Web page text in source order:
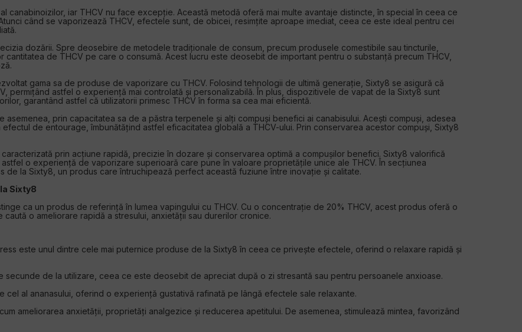
canabinoizilor, iar THCV nu face excepție. Această metodă oferă mai multe avantaje distincte, în special în ceea ce
când se vaporizează THCV, efectele sunt, de obicei, resimțite aproape imediat, ceea ce este ideal pentru cei
dozării. Spre deosebire de metodele tradiționale de consum, precum produsele comestibile sau tincturile,
de THCV pe care o consumă. Acest lucru este deosebit de important pentru o substanță precum THCV,
gama sa de produse de vaporizare cu THCV. Folosind tehnologii de ultimă generație, Sixty8 se asigură că
permițând astfel o experiență mai controlată și personalizabilă. În plus, dispozitivele de vapat de la Sixty8 sunt
garantând astfel că utilizatorii primesc THCV în forma sa cea mai eficientă.
prin capacitatea sa de a păstra terpenele și alți compuși benefici ai canabisului. Acești compuși, adesea
de entourage, îmbunătățind astfel eficacitatea globală a THCV-ului. Prin conservarea acestor compuși, Sixty8
prin acțiune rapidă, precizie în dozare și conservarea optimă a compușilor benefici. Sixty8 valorifică
o experiență de vaporizare superioară care pune în valoare proprietățile unice ale THCV. În secțiunea
de la Sixty8, un produs care întruchipează perfect această fuziune între inovație și calitate.
Sixty8
ca un produs de referință în lumea vapingului cu THCV. Cu o concentrație de 20% THCV, acest produs oferă o
o ameliorare rapidă a stresului, anxietății sau durerilor cronice.
este unul dintre cele mai puternice produse de la Sixty8 în ceea ce privește efectele, oferind o relaxare rapidă și
secunde de la utilizare, ceea ce este deosebit de apreciat după o zi stresantă sau pentru persoanele anxioase.
cel al ananasului, oferind o experiență gustativă rafinată pe lângă efectele sale relaxante.
ameliorarea anxietății, proprietăți analgezice și reducerea apetitului. De asemenea, stimulează mintea, favorizând